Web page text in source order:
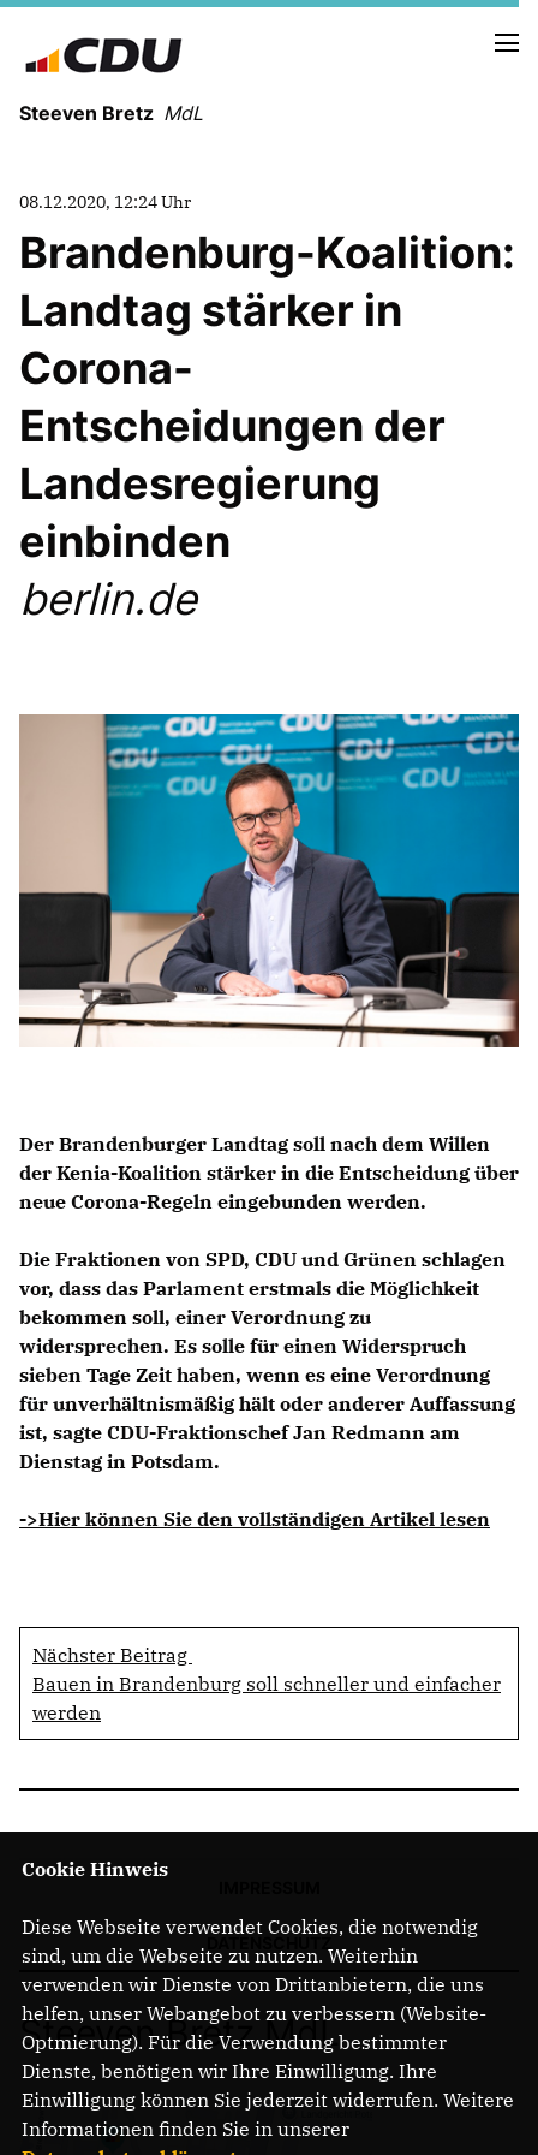
Steeven Bretz MdL
VITA
WAHLKREISBESUCHE
MEIN WAHLKREIS
ZIELE
Anträge CDU
CDU Brandenburg
CDU Potsdam
08.12.2020, 12:24 Uhr
Brandenburg-Koalition:
Landtag stärker in
Corona-
Entscheidungen der
Landesregierung
einbinden
berlin.de
Der Brandenburger Landtag soll nach dem Willen
der Kenia-Koalition stärker in die Entscheidung über
neue Corona-Regeln eingebunden werden.
Die Fraktionen von SPD, CDU und Grünen schlagen
vor, dass das Parlament erstmals die Möglichkeit
bekommen soll, einer Verordnung zu
widersprechen. Es solle für einen Widerspruch
sieben Tage Zeit haben, wenn es eine Verordnung
für unverhältnismäßig hält oder anderer Auffassung
ist, sagte CDU-FraktionschefJan Redmann am
Dienstag in Potsdam.
->Hier können Sie den vollständigen Artikel lesen
Nächster Beitrag
Bauen in Brandenburg soll schneller und einfacher
werden
Steeven Bretz MdL
Cookie Hinweis
Diese Webseite verwendet Cookies, die notwendig
sind, um die Webseite zu nutzen. Weiterhin
verwenden wir Dienste von Drittanbietern, die uns
helfen, unser Webangebot zu verbessern (Website-
Optmierung). Für die Verwendung bestimmter
Dienste, benötigen wir Ihre Einwilligung. Ihre
Einwilligung können Sie jederzeit widerrufen. Weitere
Informationen finden Sie in unserer